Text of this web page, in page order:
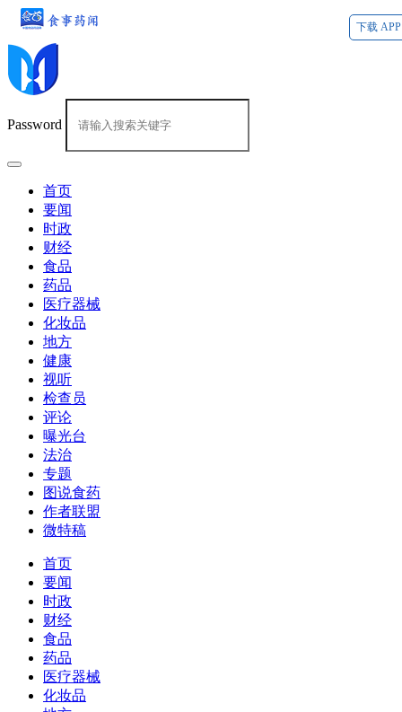
下载 APP
Password
首页
要闻
时政
财经
食品
药品
医疗器械
化妆品
地方
健康
视听
检查员
评论
曝光台
法治
专题
图说食药
作者联盟
微特稿
首页
要闻
时政
财经
食品
药品
医疗器械
化妆品